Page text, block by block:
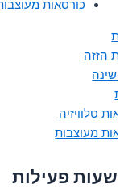
כורסאות
הזזה
שינה
טלוויזיה
מעוצבות
שעות פעילות